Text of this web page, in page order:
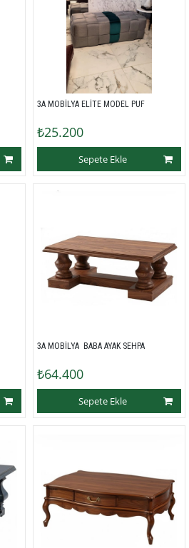
3A MOBİLYA ELİTE MODEL PUF
₺25.200
Sepete Ekle
3A MOBİLYA  BABA AYAK SEHPA
₺64.400
Sepete Ekle